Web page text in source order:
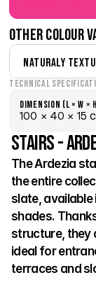
Other colour
Naturaly
Technical
Dimension (L × W ×
100 × 40 × 15
Stairs -
The Ardezia
the entire
slate,
shades.
structure, they
ideal for
terraces and